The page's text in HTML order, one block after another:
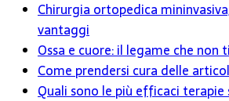
Chirurgia ortopedica
vantaggi
Ossa e cuore: il legame che non
Come prendersi cura delle
Quali sono le più efficaci